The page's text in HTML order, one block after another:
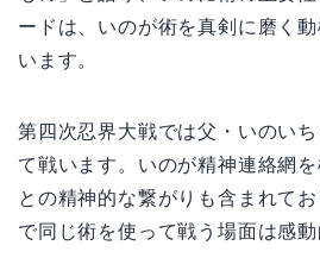
ードは、いのが術を真剣に磨く
います。
第四次忍界大戦では父・いのい
て戦います。いのが精神連絡網
との精神的な繋がりも含まれて
で同じ術を使って戦う場面は感動